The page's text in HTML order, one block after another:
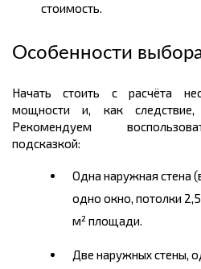
стоимость.
Особенности
Начать стоить с расчёта
мощности и, как следствие,
Рекомендуем
подсказкой:
Одна наружная стена
одно окно, потолки
м² площади.
Две наружных стены,